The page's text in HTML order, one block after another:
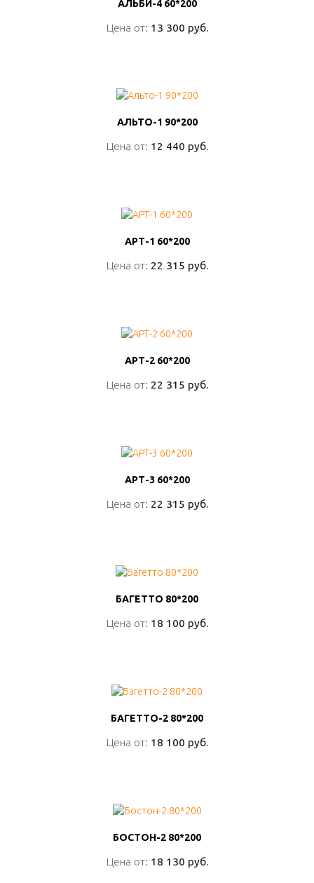
АЛЬБИ-4 60*200
Цена от: 13 300 руб.
АЛЬБИ-4 60*200
Цена от: 13 300 руб.
АЛЬТО-1 90*200
Цена от: 12 440 руб.
АЛЬТО-1 90*200
Цена от: 12 440 руб.
АРТ-1 60*200
Цена от: 22 315 руб.
АРТ-1 60*200
Цена от: 22 315 руб.
АРТ-2 60*200
Цена от: 22 315 руб.
АРТ-2 60*200
Цена от: 22 315 руб.
АРТ-3 60*200
Цена от: 22 315 руб.
АРТ-3 60*200
Цена от: 22 315 руб.
БАГЕТТО 80*200
Цена от: 18 100 руб.
БАГЕТТО 80*200
Цена от: 18 100 руб.
БАГЕТТО-2 80*200
Цена от: 18 100 руб.
БАГЕТТО-2 80*200
Цена от: 18 100 руб.
БОСТОН-2 80*200
Цена от: 18 130 руб.
БОСТОН-2 80*200
Цена от: 18 130 руб.